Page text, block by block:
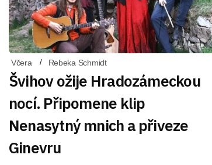
Včera Rebeka Schmidt
Švihov ožije Hradozámeckou
nocí. Připomene klip
Nenasytný mnich a přiveze
Ginevru